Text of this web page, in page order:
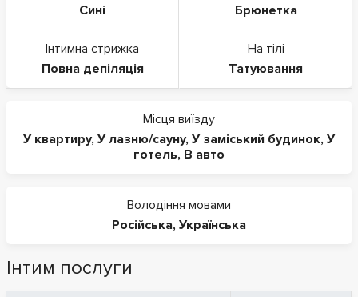
Сині
Брюнетка
Інтимна стрижка
Повна депіляція
На тілі
Татуювання
Місця виїзду
У квартиру, У лазню/сауну, У заміський будинок, У
готель, В авто
Володіння мовами
Російська, Українська
Інтим послуги